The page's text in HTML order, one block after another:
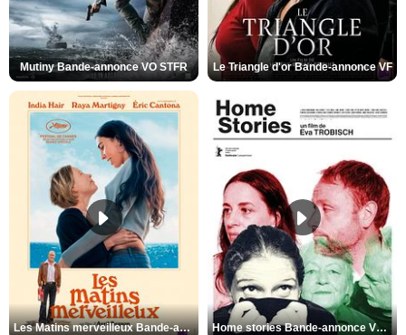
Mutiny Bande-annonce VO STFR Le Triangle d'or Bande-annonce VF
Les Matins merveilleux Bande-annonce VF Home stories Bande-annonce VO STFR